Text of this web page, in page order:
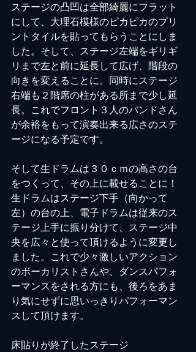
ステージの凸凹は全部綺麗にフラット
にして、大理石模様のピカピカのプリ
ントタイルを貼ってもらうことにしま
した。そして、ステージ左端をギリギ
リまで左と前に延長して広げ、階段の
向きを変えることに。同時にステージ
右端も２階席の柱がある所まで少し延
長。これでフロント３人のバンドさん
が余裕をもって演奏出来る広さのステ
ージになる予定です。
そして生ドラムは３０ｃｍの高さの台
をつくって、その上に載せることに！
生ドラムはステージ下手（向かって
左）の台の上、電子ドラムは従来のス
テージ上手に振り分けて、ステージ中
央を広々と使って頂けるように変更し
ました。これで少々激しいアクション
のボーカリストさんや、ダンスパフォ
ーマンスをされる方にも、後ろをあま
り気にせずに思いっきりパフォーマン
スして頂けます。
床貼りが終了したステージ